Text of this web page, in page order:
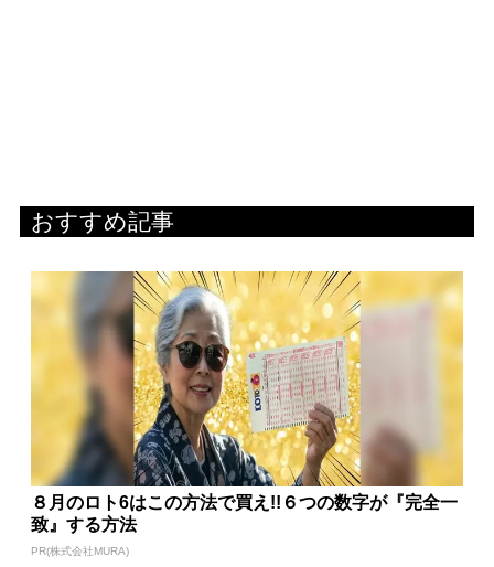
おすすめ記事
８月のロト6はこの方法で買え!!６つの数字が『完全一
致』する方法
PR(株式会社MURA)